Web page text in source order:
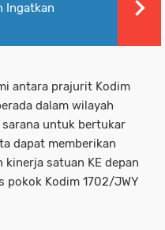
Ingatkan
antara prajurit Kodim
dalam wilayah
untuk bertukar
dapat memberikan
satuan KE depan
pokok Kodim 1702/JWY